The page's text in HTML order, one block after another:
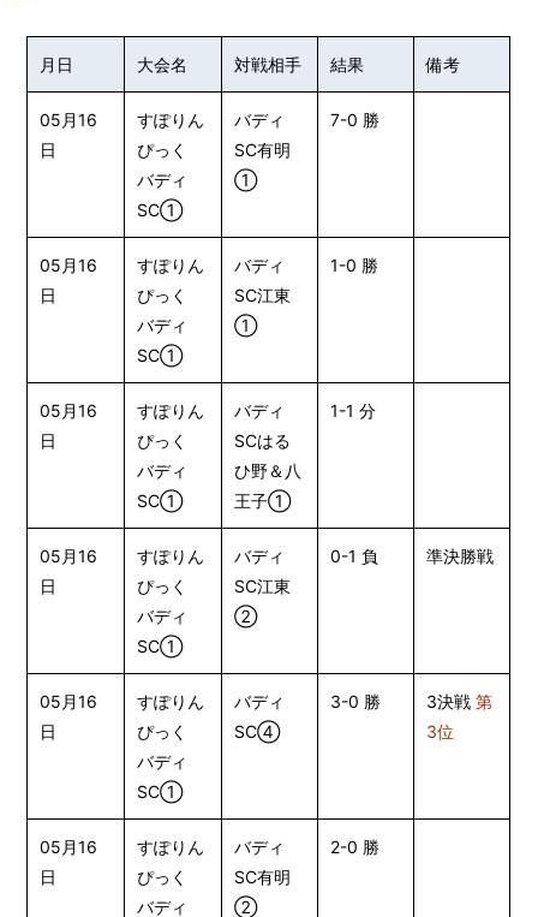
月日 大会名 対戦相手 結果 備考
05月16
日
すぽりん
ぴっく
バディ
SC①
バディ
SC有明
①
7-0 勝
05月16
日
すぽりん
ぴっく
バディ
SC①
バディ
SC江東
①
1-0 勝
05月16
日
すぽりん
ぴっく
バディ
SC①
バディ
SCはる
ひ野＆八
王子①
1-1 分
05月16
日
すぽりん
ぴっく
バディ
SC①
バディ
SC江東
②
0-1 負 準決勝戦
05月16
日
すぽりん
ぴっく
バディ
SC①
バディ
SC④
3-0 勝 3決戦第
3位
05月16
日
すぽりん
ぴっく
バディ
バディ
SC有明
②
2-0 勝